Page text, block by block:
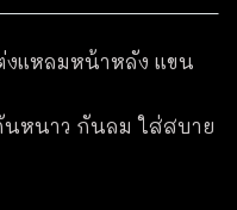
งแหลมหน้าหลัง แขน
นหนาว กันลม ใส่สบาย